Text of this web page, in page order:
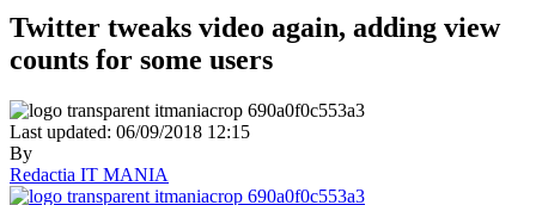
Twitter tweaks video again, adding view
counts for some users
Last updated: 06/09/2018 12:15
By
Redactia IT MANIA